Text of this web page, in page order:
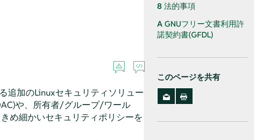
追加のLinuxセキュリティソリュー
や、所有者/グループ/ワール
め細かいセキュリティポリシーを
8 法的事項
AGNUフリー文書利用許
諾契約書(GFDL)
このページを共有